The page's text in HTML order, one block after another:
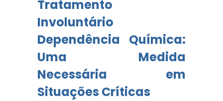
Tratamento
Involuntário
Dependência Química:
Uma Medida
Necessária em
Situações Críticas